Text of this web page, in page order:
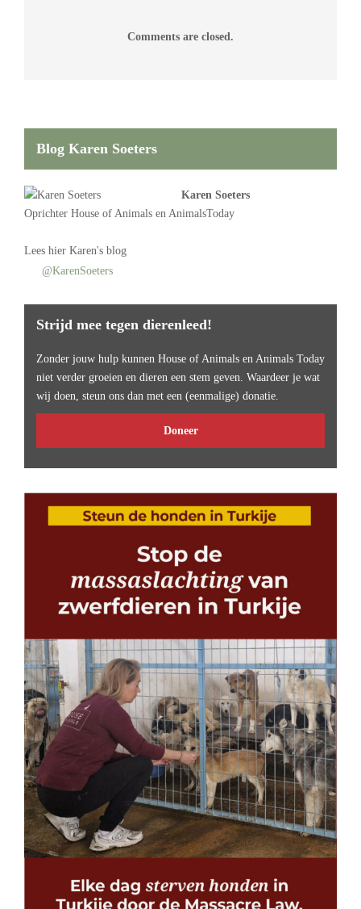
Comments are closed.
Blog Karen Soeters
Karen Soeters
Oprichter House of Animals en AnimalsToday
Lees hier Karen's blog
@KarenSoeters
Strijd mee tegen dierenleed!
Zonder jouw hulp kunnen House of Animals en Animals Today
niet verder groeien en dieren een stem geven. Waardeer je wat
wij doen, steun ons dan met een (eenmalige) donatie.
Doneer